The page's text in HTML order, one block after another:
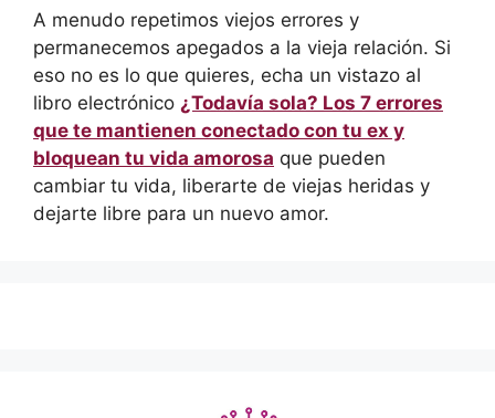
A menudo repetimos viejos errores y
permanecemos apegados a la vieja relación. Si
eso no es lo que quieres, echa un vistazo al
libro electrónico ¿Todavía sola? Los 7 errores
que te mantienen conectado con tu ex y
bloquean tu vida amorosa que pueden
cambiar tu vida, liberarte de viejas heridas y
dejarte libre para un nuevo amor.